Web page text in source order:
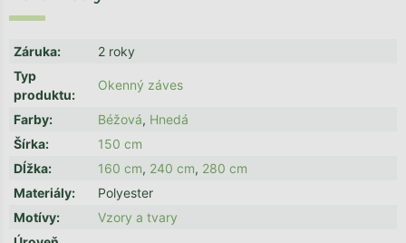
Záruka:
2 roky
Typ
produktu:
Okenný záves
Farby: Béžová, Hnedá
Šírka:
150 cm
Dĺžka: 160 cm, 240 cm, 280 cm
Materiály:
Polyester
Motívy:
Vzory a tvary